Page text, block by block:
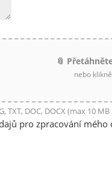
📎
nebo
TXT, DOC, DOCX (max 10
pro zpracování mého